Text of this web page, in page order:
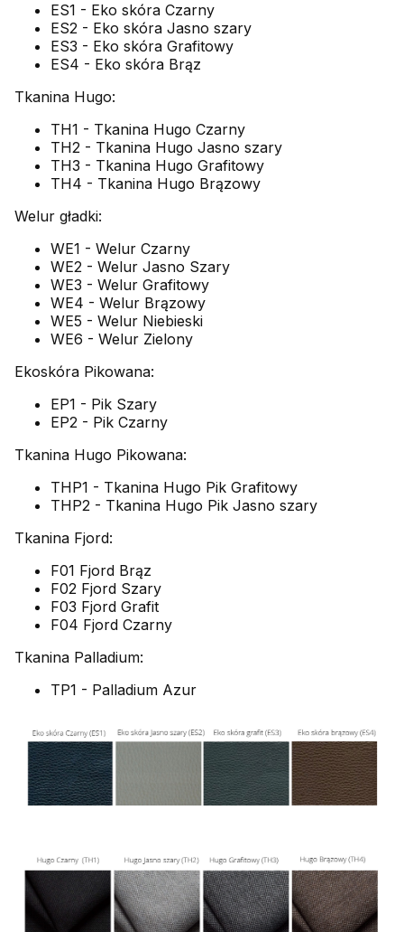
ES1 - Eko skóra Czarny
ES2 - Eko skóra Jasno szary
ES3 - Eko skóra Grafitowy
ES4 - Eko skóra Brąz
Tkanina Hugo:
TH1 - Tkanina Hugo Czarny
TH2 - Tkanina Hugo Jasno szary
TH3 - Tkanina Hugo Grafitowy
TH4 - Tkanina Hugo Brązowy
Welur gładki:
WE1 - Welur Czarny
WE2 - Welur Jasno Szary
WE3 - Welur Grafitowy
WE4 - Welur Brązowy
WE5 - Welur Niebieski
WE6 - Welur Zielony
Ekoskóra Pikowana:
EP1 - Pik Szary
EP2 - Pik Czarny
Tkanina Hugo Pikowana:
THP1 - Tkanina Hugo Pik Grafitowy
THP2 - Tkanina Hugo Pik Jasno szary
Tkanina Fjord:
F01 Fjord Brąz
F02 Fjord Szary
F03 Fjord Grafit
F04 Fjord Czarny
Tkanina Palladium:
TP1 - Palladium Azur